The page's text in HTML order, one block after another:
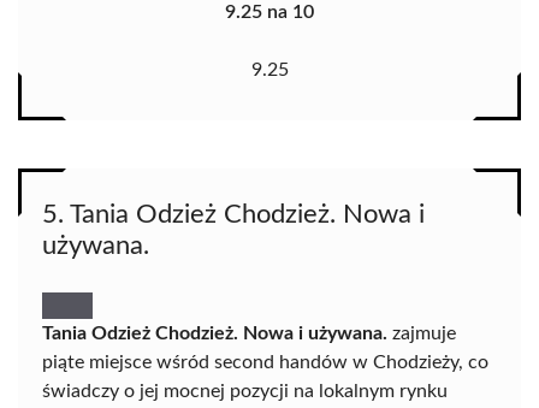
9.25 na 10
9.25
5. Tania Odzież Chodzież. Nowa i
używana.
Tania Odzież Chodzież. Nowa i używana. zajmuje
piąte miejsce wśród second handów w Chodzieży, co
świadczy o jej mocnej pozycji na lokalnym rynku